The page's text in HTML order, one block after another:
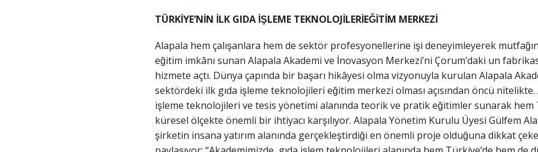
TÜRKİYE’NİN İLK GIDA İŞLEME TEKNOLOJİLERİEĞİTİM MERKEZİ
Alapala hem çalışanlara hem de sektör profesyonellerine işi deneyimleyerek
eğitim imkânı sunan Alapala Akademi ve İnovasyon Merkezi’ni Çorum’daki un
hizmete açtı. Dünya çapında bir başarı hikâyesi olma vizyonuyla kurulan Alapala
sektördeki ilk gıda işleme teknolojileri eğitim merkezi olması açısından öncü nitelikte.
işleme teknolojileri ve tesis yönetimi alanında teorik ve pratik eğitimler sunarak hem
küresel ölçekte önemli bir ihtiyacı karşılıyor. Alapala Yönetim Kurulu Üyesi Gülfem
şirketin insana yatırım alanında gerçekleştirdiği en önemli proje olduğuna dikkat